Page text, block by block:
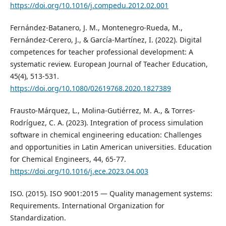
https://doi.org/10.1016/j.compedu.2012.02.001
Fernández-Batanero, J. M., Montenegro-Rueda, M.,
Fernández-Cerero, J., & García-Martínez, I. (2022). Digital
competences for teacher professional development: A
systematic review. European Journal of Teacher Education,
45(4), 513-531.
https://doi.org/10.1080/02619768.2020.1827389
Frausto-Márquez, L., Molina-Gutiérrez, M. A., & Torres-
Rodríguez, C. A. (2023). Integration of process simulation
software in chemical engineering education: Challenges
and opportunities in Latin American universities. Education
for Chemical Engineers, 44, 65-77.
https://doi.org/10.1016/j.ece.2023.04.003
ISO. (2015). ISO 9001:2015 — Quality management systems:
Requirements. International Organization for
Standardization.